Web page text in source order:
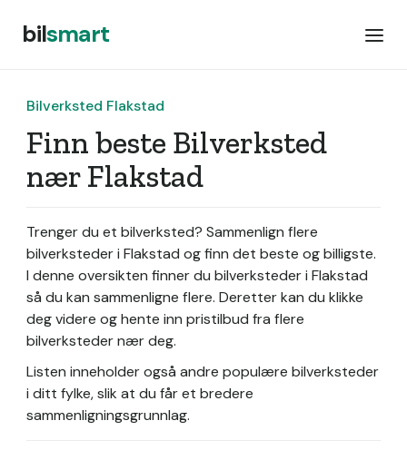
bilsmart
Bilverksted Flakstad
Finn beste Bilverksted
nær Flakstad
Trenger du et bilverksted? Sammenlign flere
bilverksteder i Flakstad og finn det beste og billigste.
I denne oversikten finner du bilverksteder i Flakstad
så du kan sammenligne flere. Deretter kan du klikke
deg videre og hente inn pristilbud fra flere
bilverksteder nær deg.
Listen inneholder også andre populære bilverksteder
i ditt fylke, slik at du får et bredere
sammenligningsgrunnlag.